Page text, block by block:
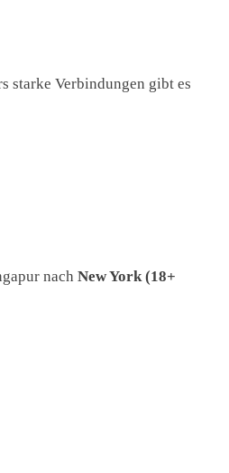
starke Verbindungen gibt es
nach New York (18+